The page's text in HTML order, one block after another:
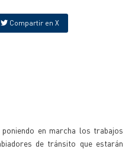
Compartir en X
en marcha los trabajos
de tránsito que estarán